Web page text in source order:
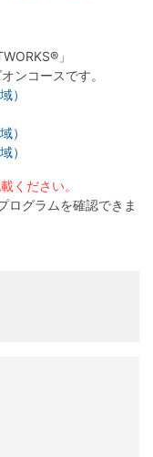
」
ンコースです。
）
）
）
ください。
ログラムを確認できま